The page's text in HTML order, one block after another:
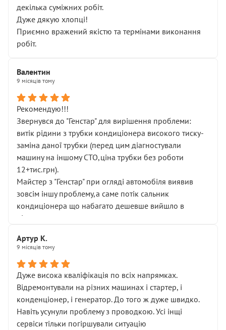
декілька суміжних робіт.
Дуже дякую хлопці!
Приємно вражений якістю та термінами виконання
робіт.
Валентин
9 місяців тому
Рекомендую!!!
Звернувся до "Генстар" для вирішення проблеми:
витік рідини з трубки кондиціонера високого тиску-
заміна даної трубки (перед цим діагностували
машину на іншому СТО,ціна трубки без роботи
12+тис.грн).
Майстер з "Генстар" при огляді автомобіля виявив
зовсім іншу проблему,а саме потік сальник
кондиціонера що набагато дешевше вийшло в
підсумку.
Артур К.
9 місяців тому
Дуже висока кваліфікація по всіх напрямках.
Відремонтували на різних машинах і стартер, і
конденціонер, і генератор. До того ж дуже швидко.
Навіть усунули проблему з проводкою. Усі інщі
сервіси тільки погіршували ситуацію